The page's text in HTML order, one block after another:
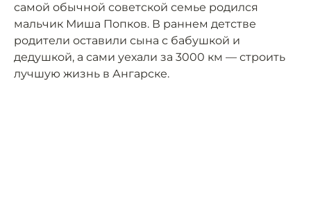
самой обычной советской семье родился
мальчик Миша Попков. В раннем детстве
родители оставили сына с бабушкой и
дедушкой, а сами уехали за 3000 км — строить
лучшую жизнь в Ангарске.